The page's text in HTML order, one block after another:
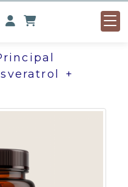
Identifícate
+